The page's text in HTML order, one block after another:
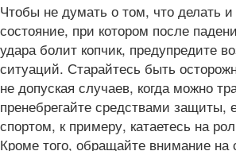
Чтобы не думать о том, что делать и
состояние, при котором после
удара болит копчик, предупредите
ситуаций. Старайтесь быть
не допуская случаев, когда можно
пренебрегайте средствами защиты,
спортом, к примеру, катаетесь на
Кроме того, обращайте внимание на